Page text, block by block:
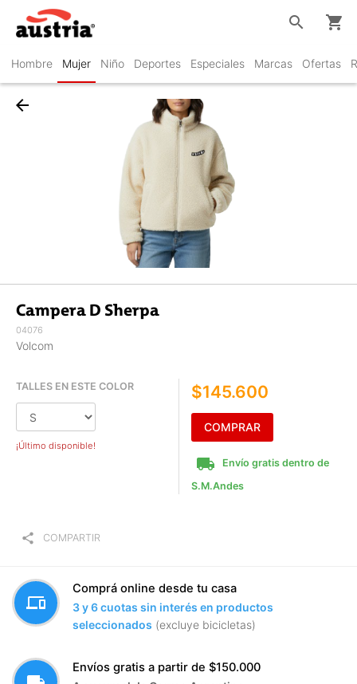
Hombre Mujer Niño Deportes Especiales Marcas Ofertas
search shopping_cart
arrow_back
Campera D Sherpa
04076
Volcom
TALLES EN ESTE COLOR
¡Último disponible!
$145.600
COMPRAR
local_shipping
Envío gratis dentro de
S.M.Andes
share COMPARTIR
devices
Comprá online desde tu casa
3 y 6 cuotas sin interés en productos
seleccionados (excluye bicicletas)
Envíos gratis a partir de $150.000